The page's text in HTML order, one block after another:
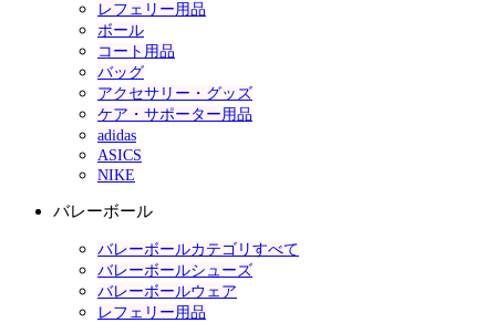
レフェリー用品
ボール
コート用品
バッグ
アクセサリー・グッズ
ケア・サポーター用品
adidas
ASICS
NIKE
バレーボール
バレーボールカテゴリすべて
バレーボールシューズ
バレーボールウェア
レフェリー用品